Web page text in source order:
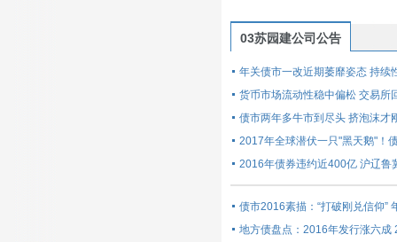
03苏园建公司公告
年关债市一改近期萎靡姿态 持续
货币市场流动性稳中偏松 交易所
债市两年多牛市到尽头 挤泡沫才
2017年全球潜伏一只"黑天鹅"！
2016年债券违约近400亿 沪辽鲁
债市2016素描：“打破刚兑信仰”
地方债盘点：2016年发行涨六成